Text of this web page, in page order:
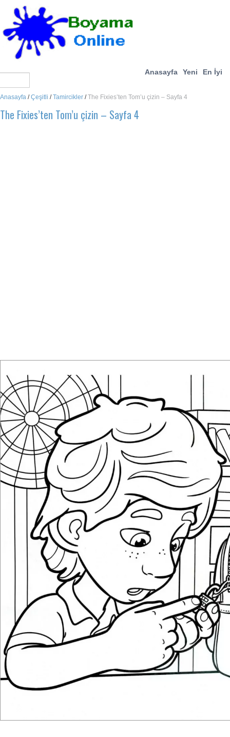
Anasayfa Yeni En İyi
Anasayfa /Çeşitli /Tamircikler /The Fixies’ten Tom’u çizin – Sayfa 4
The Fixies’ten Tom’u çizin – Sayfa 4